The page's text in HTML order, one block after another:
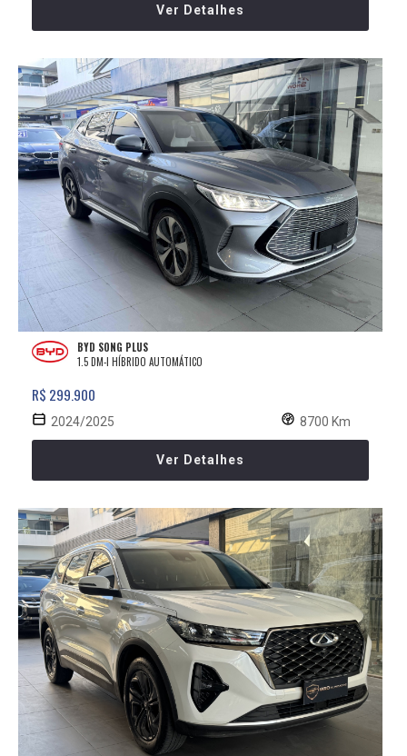
Ver Detalhes
BYD SONG PLUS
1.5 DM-I HÍBRIDO AUTOMÁTICO
R$ 299.900
2024/2025 8700 Km
Ver Detalhes